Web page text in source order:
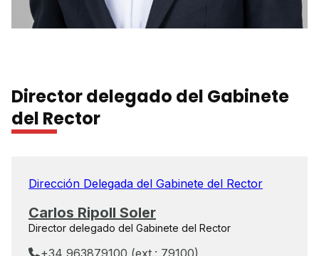
Director delegado del Gabinete
del Rector
Dirección Delegada del Gabinete del Rector
Carlos Ripoll Soler
Director delegado del Gabinete del Rector